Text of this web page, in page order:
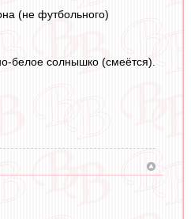
(не футбольного)
белое солнышко (смеётся).